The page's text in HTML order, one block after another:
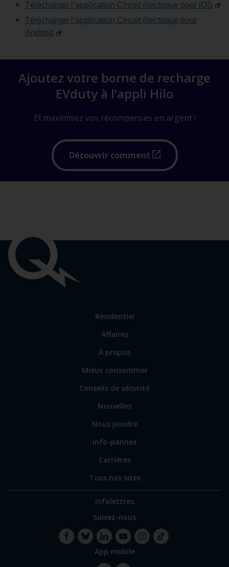
Télécharger l’application Circuit électrique pour iOS
Télécharger l’application Circuit électrique pour
Android
Ajoutez votre borne de recharge
EVduty à l’appli Hilo
Et maximisez vos récompenses en argent !
Découvrir comment maximiser
vos
récompenses
importants
Lien
les
principales
Résidentiel
Affaires
Lien
certains
sites
À propos
Mieux consommer
Conseils de sécurité
Nouvelles
Nous joindre
Info-pannes
Carrières
Tous nos sites
Infolettres
Suivez-nous
BlueskyLinkedInYouTube
App mobile